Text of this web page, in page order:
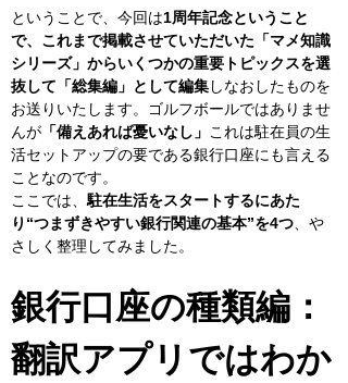
ということで、今回は1周年記念ということ
で、これまで掲載させていただいた「マメ知識
シリーズ」からいくつかの重要トピックスを選
抜して「総集編」として編集しなおしたものを
お送りいたします。ゴルフボールではありませ
んが 「備えあれば憂いなし」 これは駐在員の生
活セットアップの要である銀行口座にも言える
ことなのです。
ここでは、 駐在生活をスタートするにあた
り“つまずきやすい銀行関連の基本”を4つ 、や
さしく整理してみました。
銀行口座の種類編：
翻訳アプリではわか